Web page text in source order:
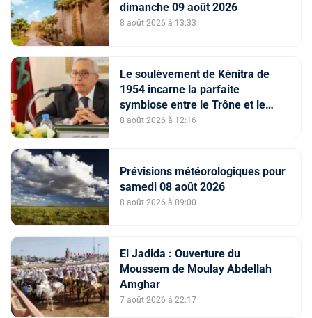
dimanche 09 août 2026
8 août 2026 à 13:33
Le soulèvement de Kénitra de
1954 incarne la parfaite
symbiose entre le Trône et le
peuple et l’unité de volonté et de
8 août 2026 à 12:16
Prévisions météorologiques pour
samedi 08 août 2026
8 août 2026 à 09:00
El Jadida : Ouverture du
Moussem de Moulay Abdellah
Amghar
7 août 2026 à 22:17